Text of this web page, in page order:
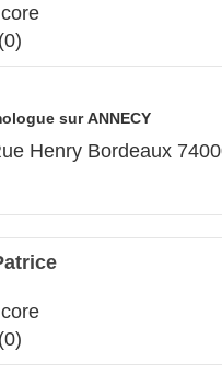
(0)
sur ANNECY
Henry Bordeaux
(0)